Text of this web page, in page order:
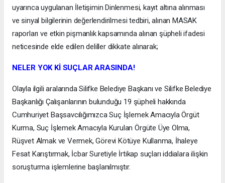
uyarınca uygulanan İletişimin Dinlenmesi, kayıt altına alınması
ve sinyal bilgilerinin değerlendirilmesi tedbiri, alınan MASAK
raporları ve etkin pişmanlık kapsamında alınan şüpheli ifadesi
neticesinde elde edilen deliller dikkate alınarak;
NELER YOK Kİ SUÇLAR ARASINDA!
Olayla ilgili aralarında Silifke Belediye Başkanı ve Silifke Belediye
Başkanlığı Çalışanlarının bulunduğu 19 şüpheli hakkında
Cumhuriyet Başsavcılığımızca Suç İşlemek Amacıyla Örgüt
Kurma, Suç İşlemek Amacıyla Kurulan Örgüte Üye Olma,
Rüşvet Almak ve Vermek, Görevi Kötüye Kullanma, İhaleye
Fesat Karıştırmak, İcbar Suretiyle İrtikap suçları iddialara ilişkin
soruşturma işlemlerine başlanılmıştır.